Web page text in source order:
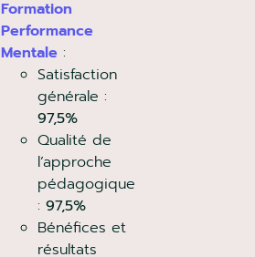
Formation
Performance
Mentale :
Satisfaction
générale :
97,5%
Qualité de
l’approche
pédagogique
: 97,5%
Bénéfices et
résultats